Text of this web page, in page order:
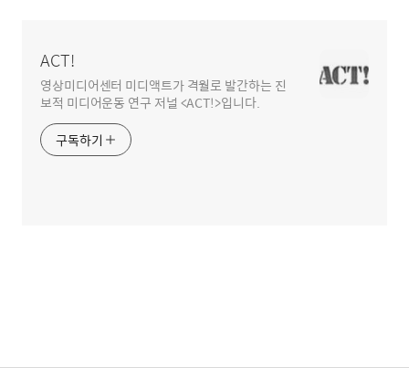
ACT!
영상미디어센터 미디액트가 격월로 발간하는 진
보적 미디어운동 연구 저널 <ACT!>입니다.
구독하기